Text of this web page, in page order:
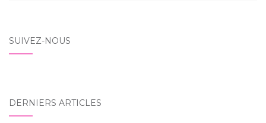
SUIVEZ-NOUS
DERNIERS ARTICLES